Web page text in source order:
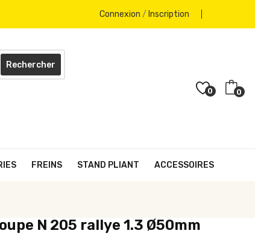
Connexion / Inscription
Rechercher
0 0
FREINS STAND PLIANT ACCESSOIRES
N 205 rallye 1.3 Ø50mm